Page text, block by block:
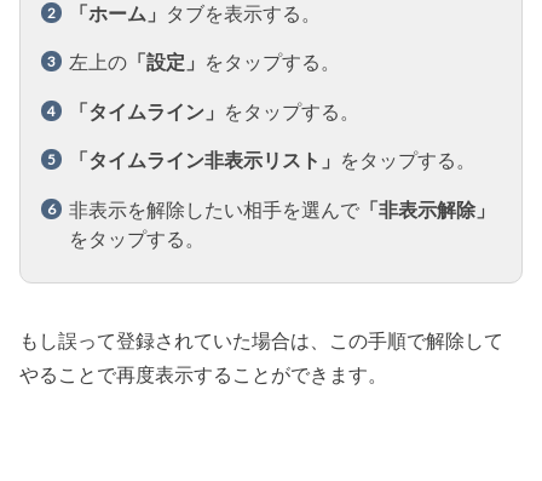
「ホーム」 タブを表示する。
左上の 「設定」 をタップする。
「タイムライン」 をタップする。
「タイムライン非表示リスト」 をタップする。
非表示を解除したい相手を選んで 「非表示解除」
をタップする。
もし誤って登録されていた場合は、この手順で解除して
やることで再度表示することができます。